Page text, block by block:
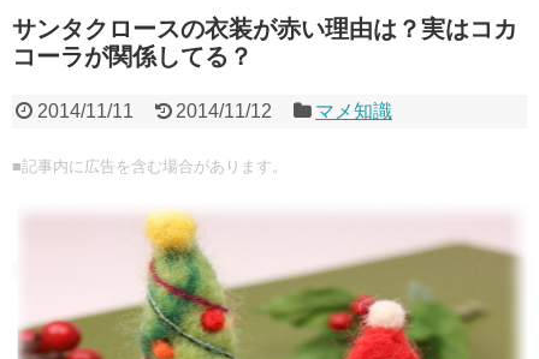
サンタクロースの衣装が赤い理由は？実はコカ
コーラが関係してる？
2014/11/11 2014/11/12 マメ知識
■記事内に広告を含む場合があります。